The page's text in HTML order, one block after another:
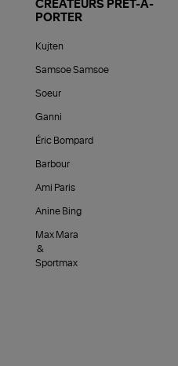
CRÉATEURS PRÊT-À-
PORTER
Kujten
Samsoe Samsoe
Soeur
Ganni
Éric Bompard
Barbour
Ami Paris
Anine Bing
Max Mara
&
Sportmax